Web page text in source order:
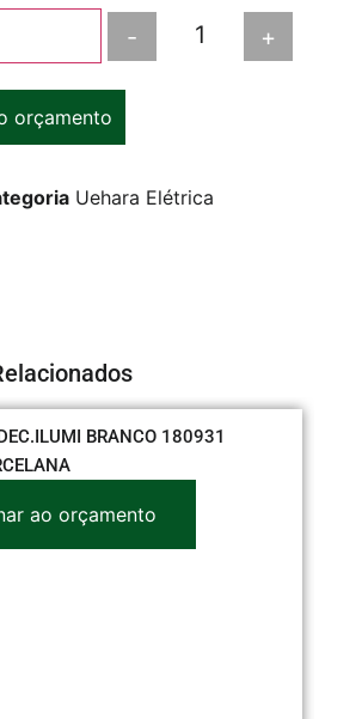
- +
orçamento
Uehara Elétrica
BRANCO 180931
ao orçamento